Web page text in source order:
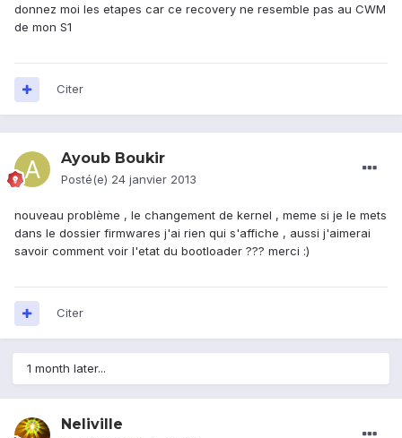
donnez moi les etapes car ce recovery ne resemble pas au CWM
de mon S1
Citer
Ayoub Boukir
Posté(e) 24 janvier 2013
nouveau problème , le changement de kernel , meme si je le mets
dans le dossier firmwares j'ai rien qui s'affiche , aussi j'aimerai
savoir comment voir l'etat du bootloader ??? merci :)
Citer
1 month later...
Neliville